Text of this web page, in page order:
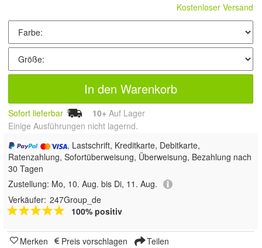
Kostenloser Versand
In den Warenkorb
Sofort lieferbar 10+ Auf Lager
Einige Ausführungen nicht lagernd.
, Lastschrift, Kreditkarte, Debitkarte,
Ratenzahlung, Sofortüberweisung, Überweisung, Bezahlung nach
30 Tagen
Zustellung: Mo, 10. Aug. bis Di, 11. Aug.
Verkäufer: 247Group_de
100% positiv
Merken Preis vorschlagen Teilen